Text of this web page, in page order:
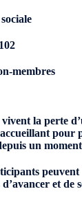
membres
la perte
pour
un
et de